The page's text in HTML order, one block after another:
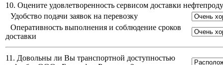
10. Оцените удовлетворенность сервисом доставки
Удобство подачи заявок на перевозку
Оперативность выполнения и соблюдение сроков
доставки
11. Довольны ли Вы транспортной доступностью